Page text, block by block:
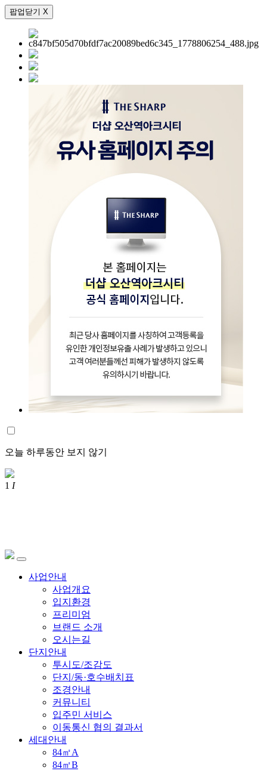
팝업닫기 X
오늘 하루동안 보지 않기
1 I
사업안내
사업개요
입지환경
프리미엄
브랜드 소개
오시는길
단지안내
투시도/조감도
단지/동·호수배치표
조경안내
커뮤니티
입주민 서비스
이동통신 협의 결과서
세대안내
84㎡A
84㎡B